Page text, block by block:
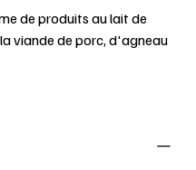
de produits au lait de
viande de porc, d'agneau